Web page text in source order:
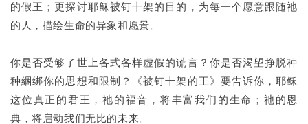
的假王；更探讨耶稣被钉十架的目的，为每一个愿意跟随祂
的人，描绘生命的异象和愿景。
你是否受够了世上各式各样虚假的谎言？你是否渴望挣脱种
种綑绑你的思想和限制？《被钉十架的王》要告诉你，耶稣
这位真正的君王，祂的福音，将丰富我们的生命；祂的恩
典，将启动我们无比的未来。